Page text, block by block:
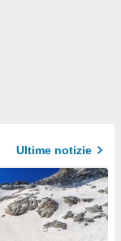
Ultime notizie